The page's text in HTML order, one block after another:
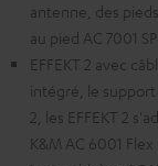
antenne, des
au pied AC 7001
EFFEKT 2 avec
intégré, le support
2, les EFFEKT 2
K&M AC 6001